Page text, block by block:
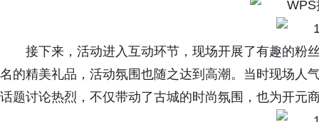
接下来，活动进入互动环节，现场开展了有趣的粉
名的精美礼品，活动氛围也随之达到高潮。当时现场人
话题讨论热烈，不仅带动了古城的时尚氛围，也为开元